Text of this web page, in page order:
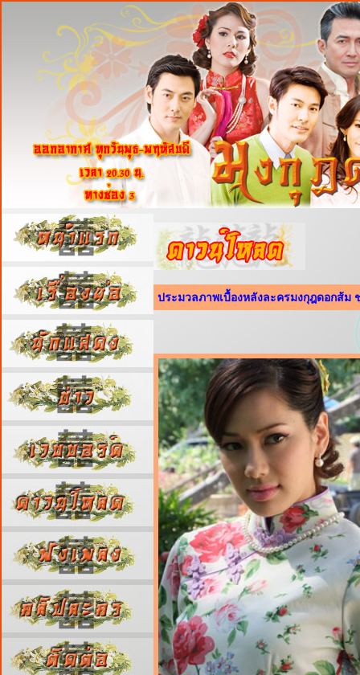
ประมวลภาพเบื้องหลังละครมงกุฎดอกส้ม